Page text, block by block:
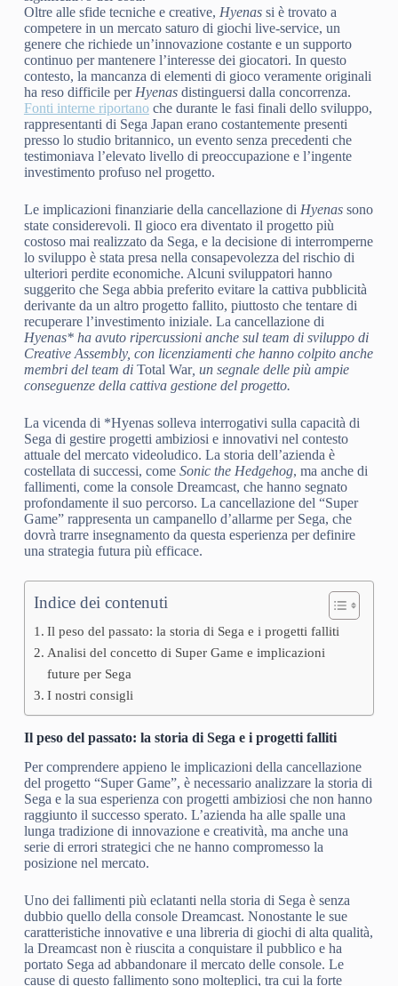
Oltre alle sfide tecniche e creative, Hyenassi è trovato a
competere in un mercato saturo di giochi live-service, un
genere che richiede un’innovazione costante e un supporto
continuo per mantenere l’interesse dei giocatori. In questo
contesto, la mancanza di elementi di gioco veramente originali
ha reso difficile per Hyenasdistinguersi dalla concorrenza.
Fonti interne riportanoche durante le fasi finali dello sviluppo,
rappresentanti di Sega Japan erano costantemente presenti
presso lo studio britannico, un evento senza precedenti che
testimoniava l’elevato livello di preoccupazione e l’ingente
investimento profuso nel progetto.
Le implicazioni finanziarie della cancellazione di Hyenassono
state considerevoli. Il gioco era diventato il progetto più
costoso mai realizzato da Sega, e la decisione di interromperne
lo sviluppo è stata presa nella consapevolezza del rischio di
ulteriori perdite economiche. Alcuni sviluppatori hanno
suggerito che Sega abbia preferito evitare la cattiva pubblicità
derivante da un altro progetto fallito, piuttosto che tentare di
recuperare l’investimento iniziale. La cancellazione di
Hyenas* ha avuto ripercussioni anche sul team di sviluppo di
Creative Assembly, con licenziamenti che hanno colpito anche
membri del team di Total War, un segnale delle più ampie
conseguenze della cattiva gestione del progetto.
La vicenda di *Hyenas solleva interrogativi sulla capacità di
Sega di gestire progetti ambiziosi e innovativi nel contesto
attuale del mercato videoludico. La storia dell’azienda è
costellata di successi, come Sonic the Hedgehog, ma anche di
fallimenti, come la console Dreamcast, che hanno segnato
profondamente il suo percorso. La cancellazione del “Super
Game” rappresenta un campanello d’allarme per Sega, che
dovrà trarre insegnamento da questa esperienza per definire
una strategia futura più efficace.
Indice dei contenuti
Il peso del passato: la storia di Sega e i progetti falliti
Analisi del concetto di Super Game e implicazioni
future per Sega
I nostri consigli
Il peso del passato: la storia di Sega e i progetti falliti
Per comprendere appieno le implicazioni della cancellazione
del progetto “Super Game”, è necessario analizzare la storia di
Sega e la sua esperienza con progetti ambiziosi che non hanno
raggiunto il successo sperato. L’azienda ha alle spalle una
lunga tradizione di innovazione e creatività, ma anche una
serie di errori strategici che ne hanno compromesso la
posizione nel mercato.
Uno dei fallimenti più eclatanti nella storia di Sega è senza
dubbio quello della console Dreamcast. Nonostante le sue
caratteristiche innovative e una libreria di giochi di alta qualità,
la Dreamcast non è riuscita a conquistare il pubblico e ha
portato Sega ad abbandonare il mercato delle console. Le
cause di questo fallimento sono molteplici, tra cui la forte